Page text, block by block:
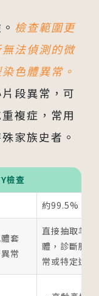
檢查範圍更
法偵測的微
色體異常。
段異常，可
複症，常用
家族史者。
檢查
約99.5%
套
常
直接抽取羊
體，診斷胎
常或特定遺傳